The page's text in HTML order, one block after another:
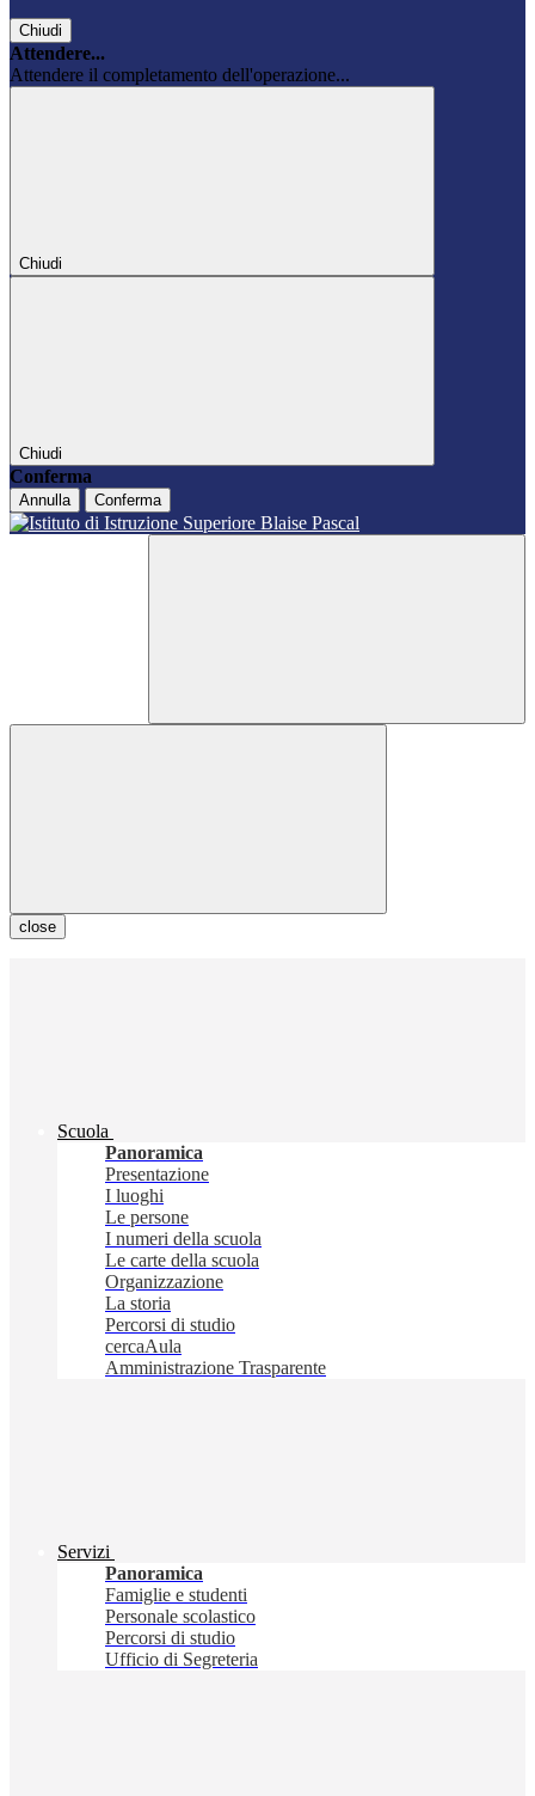
Chiudi
Attendere...
Attendere il completamento dell'operazione...
Chiudi
Chiudi
Conferma
Annulla Conferma
close
Scuola
Panoramica
Presentazione
I luoghi
Le persone
I numeri della scuola
Le carte della scuola
Organizzazione
La storia
Percorsi di studio
cercaAula
Amministrazione Trasparente
Servizi
Panoramica
Famiglie e studenti
Personale scolastico
Percorsi di studio
Ufficio di Segreteria